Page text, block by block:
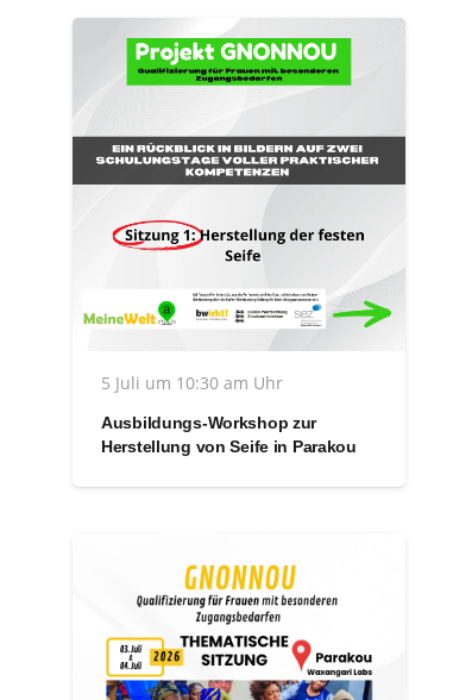
5 Juli um 10:30 am Uhr
Ausbildungs-Workshop zur
Herstellung von Seife in Parakou